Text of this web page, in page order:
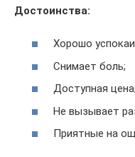
Достоинства:
Хорошо
Снимает боль;
Доступная цена;
Не вызывает
Приятные на